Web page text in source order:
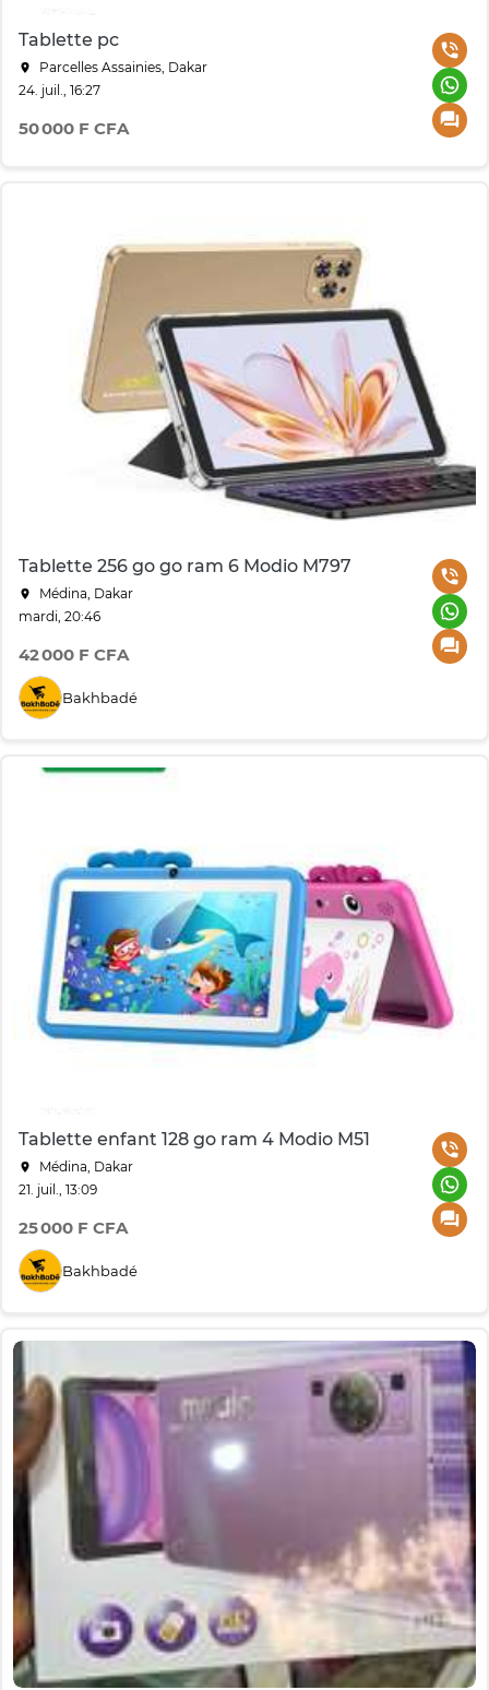
Tablette pc
Parcelles Assainies, Dakar
24. juil., 16:27
50 000 F CFA
Tablette 256 go go ram 6 Modio M797
Médina, Dakar
mardi, 20:46
42 000 F CFA
Bakhbadé
Tablette enfant 128 go ram 4 Modio M51
Médina, Dakar
21. juil., 13:09
25 000 F CFA
Bakhbadé